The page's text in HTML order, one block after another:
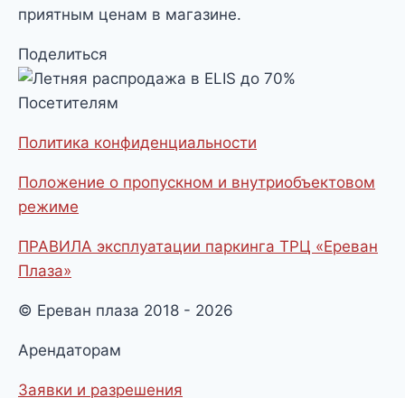
приятным ценам в магазине.
Поделиться
Посетителям
Политика конфиденциальности
Положение о пропускном и внутриобъектовом
режиме
ПРАВИЛА эксплуатации паркинга ТРЦ «Ереван
Плаза»
© Ереван плаза 2018 - 2026
Арендаторам
Заявки и разрешения